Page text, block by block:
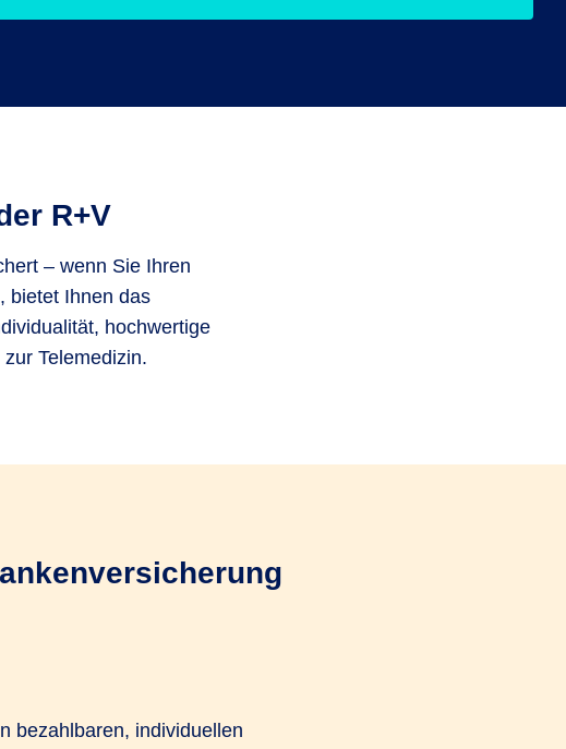
R+V
– wenn Sie Ihren
bietet Ihnen das
hochwertige
Telemedizin.
bezahlbaren, individuellen